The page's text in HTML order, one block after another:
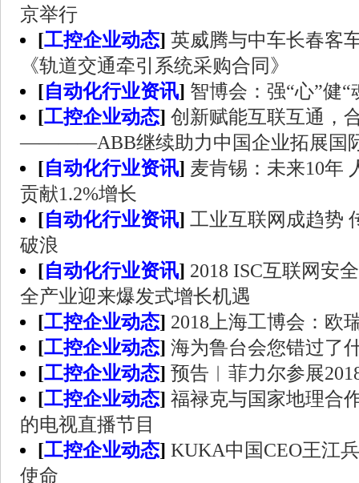
京举行
[工控企业动态] 英威腾与中车长春客
《轨道交通牵引系统采购合同》
[自动化行业资讯] 智博会：强“心”健“
[工控企业动态] 创新赋能互联互通，
————ABB继续助力中国企业拓展国
[自动化行业资讯] 麦肯锡：未来10年
贡献1.2%增长
[自动化行业资讯] 工业互联网成趋势
破浪
[自动化行业资讯] 2018 ISC互联网安
全产业迎来爆发式增长机遇
[工控企业动态] 2018上海工博会：欧
[工控企业动态] 海为鲁台会您错过了
[工控企业动态] 预告︱菲力尔参展
[工控企业动态] 福禄克与国家地理合
的电视直播节目
[工控企业动态] KUKA中国CEO王江
使命